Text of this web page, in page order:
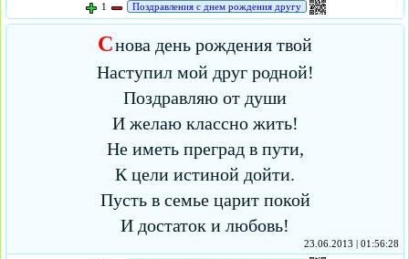
1
Поздравления с днем рождения другу
Снова день рождения твой
Наступил мой друг родной!
Поздравляю от души
И желаю классно жить!
Не иметь преград в пути,
К цели истиной дойти.
Пусть в семье царит покой
И достаток и любовь!
23.06.2013 | 01:56:28